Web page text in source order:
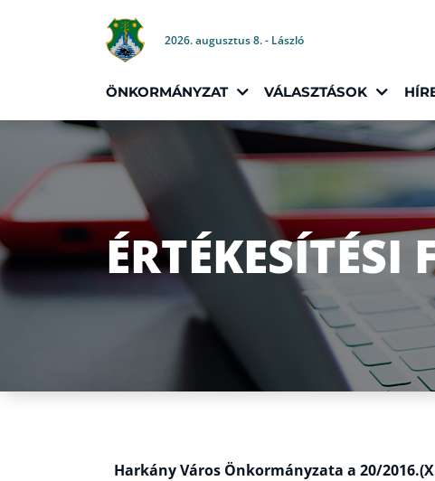
2026. augusztus 8. - László
ÖNKORMÁNYZAT VÁLASZTÁSOK
ÉRTÉKESÍTÉSI
Harkány Város Önkormányzata a 20/